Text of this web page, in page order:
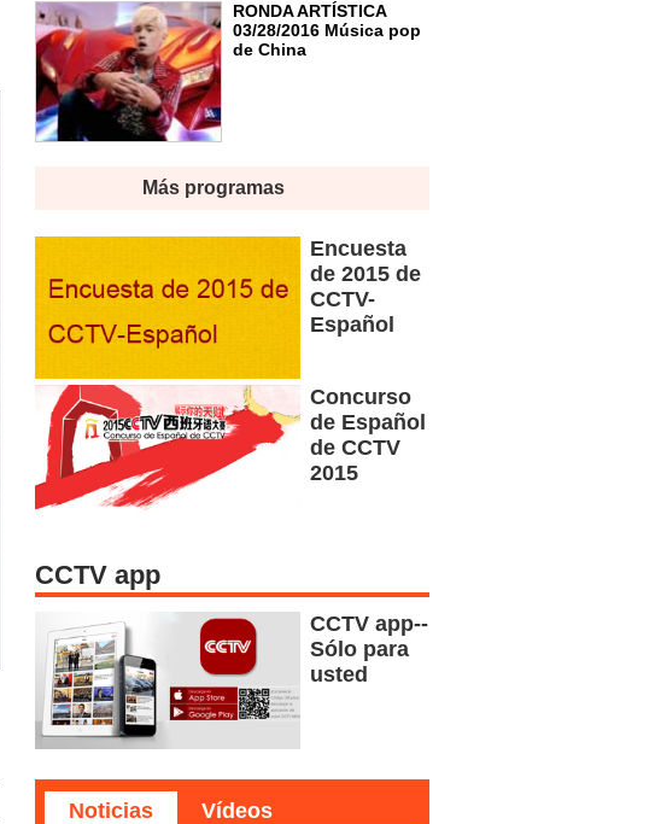
RONDA ARTÍSTICA
03/28/2016 Música pop
de China
Más programas
Encuesta
de 2015 de
CCTV-
Español
Concurso
de Español
de CCTV
2015
CCTV app
CCTV app--
Sólo para
usted
Noticias Vídeos